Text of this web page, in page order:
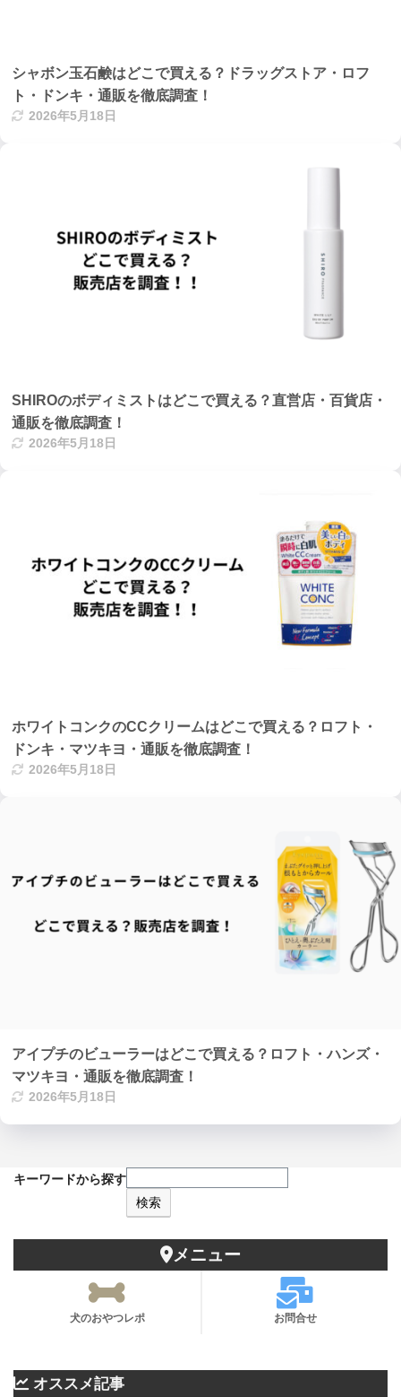
シャボン玉石鹸はどこで買える？ドラッグストア・ロフ
ト・ドンキ・通販を徹底調査！
2026年5月18日
SHIROのボディミストはどこで買える？直営店・百貨店・
通販を徹底調査！
2026年5月18日
ホワイトコンクのCCクリームはどこで買える？ロフト・
ドンキ・マツキヨ・通販を徹底調査！
2026年5月18日
アイプチのビューラーはどこで買える？ロフト・ハンズ・
マツキヨ・通販を徹底調査！
2026年5月18日
キーワードから探す
検索
メニュー
犬のおやつレポ お問合せ
オススメ記事